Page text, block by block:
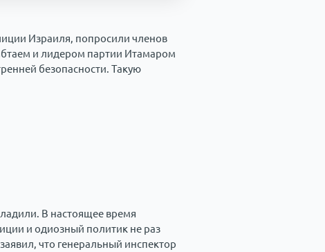
Израиля, попросили членов
и лидером партии Итамаром
безопасности. Такую
В настоящее время
и одиозный политик не раз
что генеральный инспектор